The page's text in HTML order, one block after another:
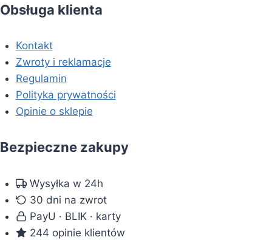
Obsługa klienta
Kontakt
Zwroty i reklamacje
Regulamin
Polityka prywatności
Opinie o sklepie
Bezpieczne zakupy
Wysyłka w 24h
30 dni na zwrot
PayU · BLIK · karty
244 opinie klientów